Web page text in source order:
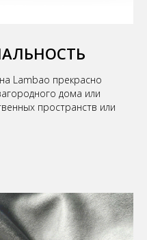
Lambao прекрасно
дома или
пространств или